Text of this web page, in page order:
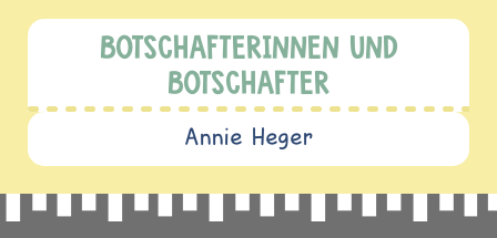
BOTSCHAFTERINNEN UND
BOTSCHAFTER
Annie Heger